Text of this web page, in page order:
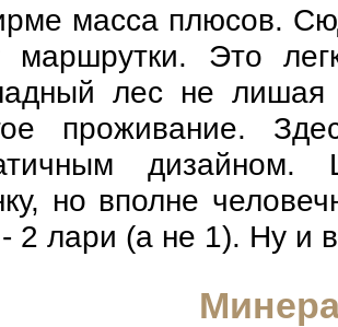
масса плюсов.
маршрутки. Это
лес не
проживание.
но вполне
2 лари (а не 1). Ну и